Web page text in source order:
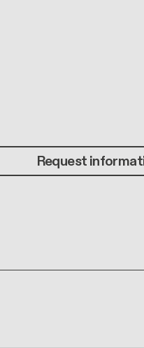
Request